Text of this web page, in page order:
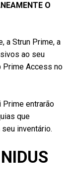
O
a Strun Prime, a
ao seu
Prime Access no
Prime entrarão
que
inventário.